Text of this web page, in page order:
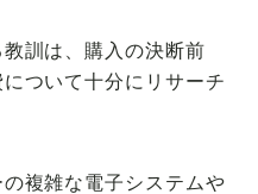
訓は、購入の決断前
ついて十分にリサーチ
複雑な電子システムや